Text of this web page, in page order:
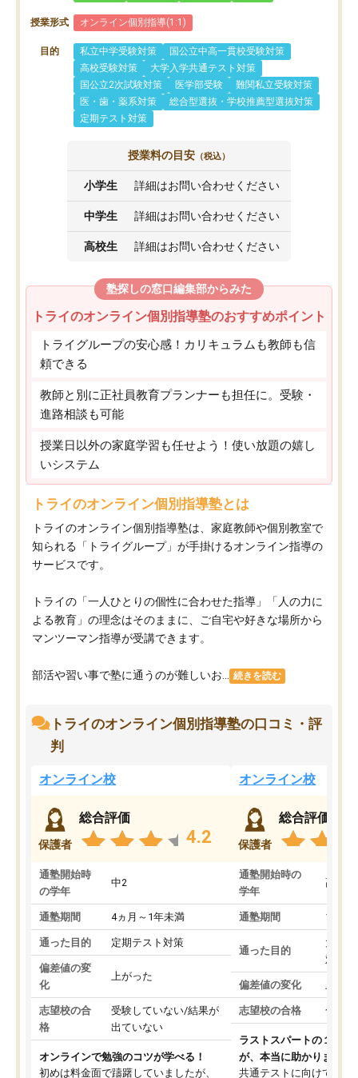
授業形式 オンライン個別指導(1:1)
目的 私立中学受験対策
国公立中高一貫校受験対策
高校受験対策
大学入学共通テスト対策
国公立2次試験対策
医学部受験
難関私立受験対策
医・歯・薬系対策
総合型選抜・学校推薦型選抜対策
定期テスト対策
授業料の目安 （税込）
小学生 詳細はお問い合わせください
中学生 詳細はお問い合わせください
高校生 詳細はお問い合わせください
塾探しの窓口編集部からみた
トライのオンライン個別指導塾のおすすめポイント
トライグループの安心感！カリキュラムも教師も信
頼できる
教師と別に正社員教育プランナーも担任に。受験・
進路相談も可能
授業日以外の家庭学習も任せよう！使い放題の嬉し
いシステム
トライのオンライン個別指導塾とは
トライのオンライン個別指導塾は、家庭教師や個別教室で
知られる「トライグループ」が手掛けるオンライン指導の
サービスです。
トライの「一人ひとりの個性に合わせた指導」「人の力に
よる教育」の理念はそのままに、ご自宅や好きな場所から
マンツーマン指導が受講できます。
部活や習い事で塾に通うのが難しいお... 続きを読む
トライのオンライン個別指導塾の口コミ・評
判
オンライン校
保護者
総合評価
4.2
通塾開始時
の学年
中2
通塾期間 4ヵ月～1年未満
通った目的 定期テスト対策
偏差値の変
化
上がった
志望校の合
格
受験していない/結果が
出ていない
オンラインで勉強のコツが学べる！
初めは料金面で躊躇していましたが、
オンライン校
保護者
総合評価
通塾開始時の
学年
高3
通塾期間 1～3
通った目的
大学
対策
偏差値の変化
志望校の合格 合格
ラストスパートの１か月
が、本当に助かりました
共通テストに向けての追